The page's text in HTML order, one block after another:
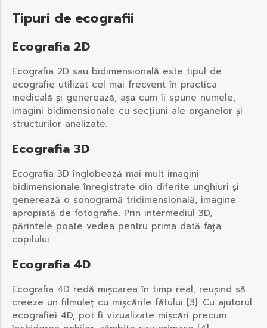
Tipuri de ecografii
Ecografia 2D
Ecografia 2D sau bidimensională este tipul de
ecografie utilizat cel mai frecvent în practica
medicală și generează, așa cum îi spune numele,
imagini bidimensionale cu secțiuni ale organelor și
structurilor analizate.
Ecografia 3D
Ecografia 3D înglobează mai mult imagini
bidimensionale înregistrate din diferite unghiuri și
generează o sonogramă tridimensională, imagine
apropiată de fotografie. Prin intermediul 3D,
părintele poate vedea pentru prima dată fața
copilului.
Ecografia 4D
Ecografia 4D redă mișcarea în timp real, reușind să
creeze un filmuleț cu mișcările fătului [3]. Cu ajutorul
ecografiei 4D, pot fi vizualizate mișcări precum